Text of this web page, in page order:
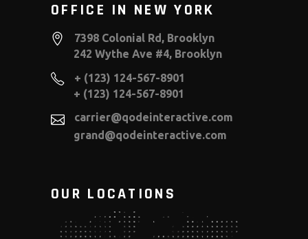
OFFICE IN NEW YORK
7398 Colonial Rd, Brooklyn
242 Wythe Ave #4, Brooklyn
+ (123) 124-567-8901
+ (123) 124-567-8901
carrier@qodeinteractive.com
grand@qodeinteractive.com
OUR LOCATIONS